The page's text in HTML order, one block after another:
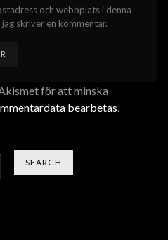
och webbplats i denna
skriver en kommentar.
för att minska
bearbetas